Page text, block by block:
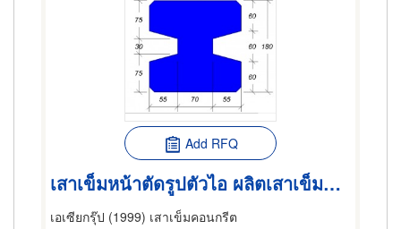
Add RFQ
เสาเข็มหน้าตัดรูปตัวไอ ผลิตเสาเข็มคอนกรีต เสาเข็ม-การตอก
เอเซียกรุ๊ป (1999) เสาเข็มคอนกรีต